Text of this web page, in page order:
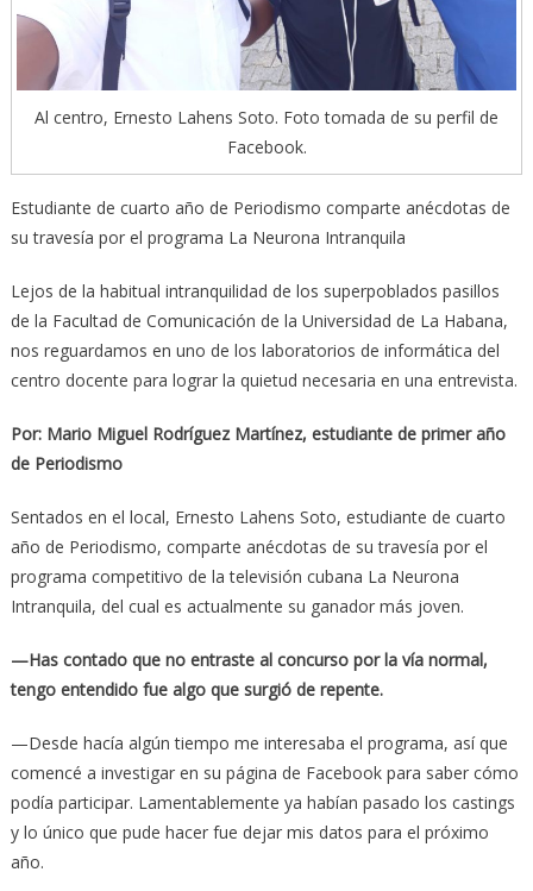
Al centro, Ernesto Lahens Soto. Foto tomada de su perfil de
Facebook.
Estudiante de cuarto año de Periodismo comparte anécdotas de
su travesía por el programa La Neurona Intranquila
Lejos de la habitual intranquilidad de los superpoblados pasillos
de la Facultad de Comunicación de la Universidad de La Habana,
nos reguardamos en uno de los laboratorios de informática del
centro docente para lograr la quietud necesaria en una entrevista.
Por: Mario Miguel Rodríguez Martínez, estudiante de primer año
de Periodismo
Sentados en el local, Ernesto Lahens Soto, estudiante de cuarto
año de Periodismo, comparte anécdotas de su travesía por el
programa competitivo de la televisión cubana La Neurona
Intranquila, del cual es actualmente su ganador más joven.
—Has contado que no entraste al concurso por la vía normal,
tengo entendido fue algo que surgió de repente.
—Desde hacía algún tiempo me interesaba el programa, así que
comencé a investigar en su página de Facebook para saber cómo
podía participar. Lamentablemente ya habían pasado los castings
y lo único que pude hacer fue dejar mis datos para el próximo
año.